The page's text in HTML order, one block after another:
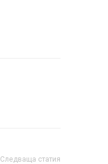
Следваща статия